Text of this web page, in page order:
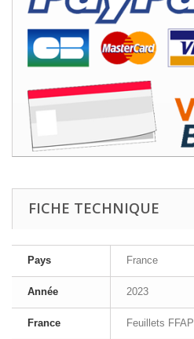
FICHE TECHNIQUE
Pays France
Année 2023
France Feuillets FFAP